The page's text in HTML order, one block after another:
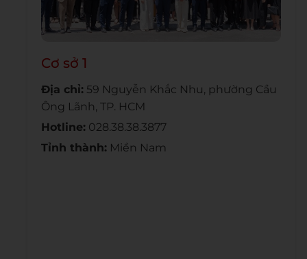
Cơ sở 1
Địa chỉ: 59 Nguyễn Khắc Nhu, phường Cầu
Ông Lãnh, TP. HCM
Hotline: 028.38.38.3877
Tỉnh thành: Miền Nam